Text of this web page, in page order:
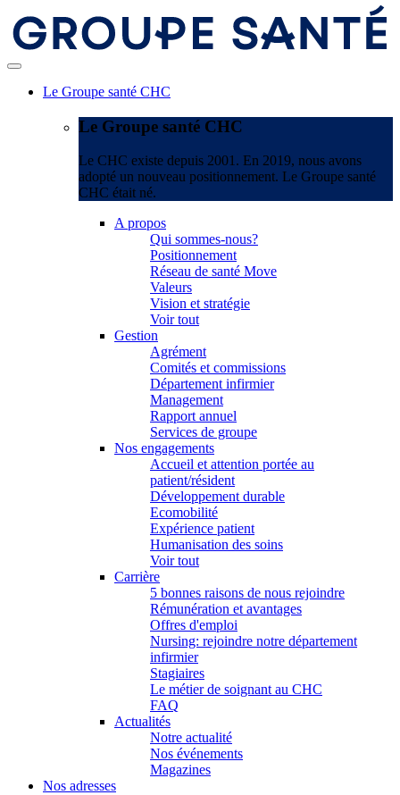
Le Groupe santé CHC
Le Groupe santé CHC
Le CHC existe depuis 2001. En 2019, nous avons
adopté un nouveau positionnement. Le Groupe santé
CHC était né.
A propos
Qui sommes-nous?
Positionnement
Réseau de santé Move
Valeurs
Vision et stratégie
Voir tout
Gestion
Agrément
Comités et commissions
Département infirmier
Management
Rapport annuel
Services de groupe
Nos engagements
Accueil et attention portée au
patient/résident
Développement durable
Ecomobilité
Expérience patient
Humanisation des soins
Voir tout
Carrière
5 bonnes raisons de nous rejoindre
Rémunération et avantages
Offres d'emploi
Nursing: rejoindre notre département
infirmier
Stagiaires
Le métier de soignant au CHC
FAQ
Actualités
Notre actualité
Nos événements
Magazines
Nos adresses